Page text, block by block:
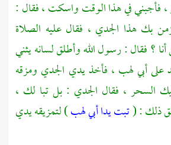
، فأجبني في هذا الوقت واسكت ، فقال :
بك هذا الجدي ، فقال عليه الصلاة
؟ فقال : رسول الله وأطلق لسانه يثني
علىأبي لهب ، فأخذ يدي الجدي ومزقه
السحر ، فقال الجدي : بل تبا لك ،
ذلك : (تبت يدا أبي لهب) لتمزيقه يدي